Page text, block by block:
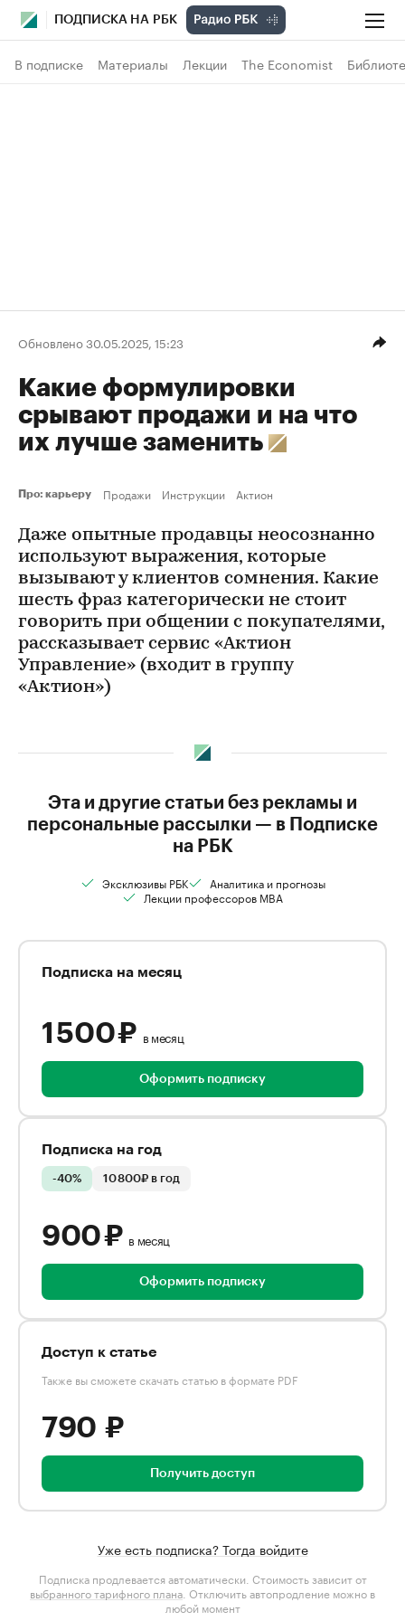
ПОДПИСКА НА РБК
В подписке Материалы Лекции The Economist
Обновлено 30.05.2025, 15:23
Какие формулировки
срывают продажи и на что
их лучше заменить
Про: карьеру Продажи Инструкции Актион
Даже опытные продавцы неосознанно
используют выражения, которые
вызывают у клиентов сомнения. Какие
шесть фраз категорически не стоит
говорить при общении с покупателями,
рассказывает сервис «Актион
Управление» (входит в группу
«Актион»)
Эта и другие статьи без рекламы и
персональные рассылки — в Подписке
на РБК
Эксклюзивы РБК
Аналитика и прогнозы
Лекции профессоров MBA
Подписка на месяц
1 500 ₽ в месяц
Оформить подписку
Подписка на год
-40% 10 800₽ в год
900 ₽ в месяц
Оформить подписку
Доступ к статье
Также вы сможете скачать статью в формате PDF
790 ₽
Получить доступ
Уже есть подписка? Тогда войдите
Подписка продлевается автоматически. Стоимость зависит от
выбранного тарифного плана . Отключить автопродление можно в
любой момент